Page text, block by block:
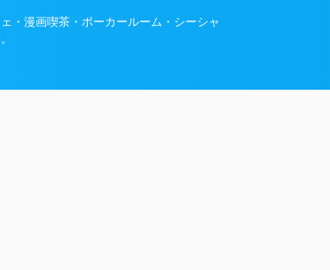
・漫画喫茶・ポーカールーム・シーシャ